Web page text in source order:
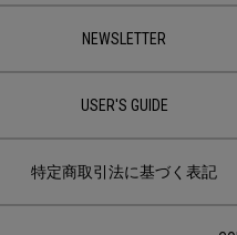
NEWSLETTER
USER'S GUIDE
特定商取引法に基づく表記